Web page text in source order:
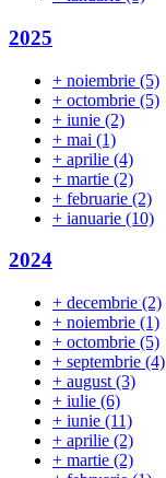
2025
+ noiembrie (5)
+ octombrie (5)
+ iunie (2)
+ mai (1)
+ aprilie (4)
+ martie (2)
+ februarie (2)
+ ianuarie (10)
2024
+ decembrie (2)
+ noiembrie (1)
+ octombrie (5)
+ septembrie (4)
+ august (3)
+ iulie (6)
+ iunie (11)
+ aprilie (2)
+ martie (2)